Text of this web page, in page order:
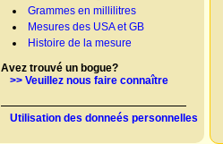
Grammes en millilitres
Mesures des USA et GB
Histoire de la mesure
Avez trouvé un bogue?
>> Veuillez nous faire connaître
Utilisation des donneés personnelles